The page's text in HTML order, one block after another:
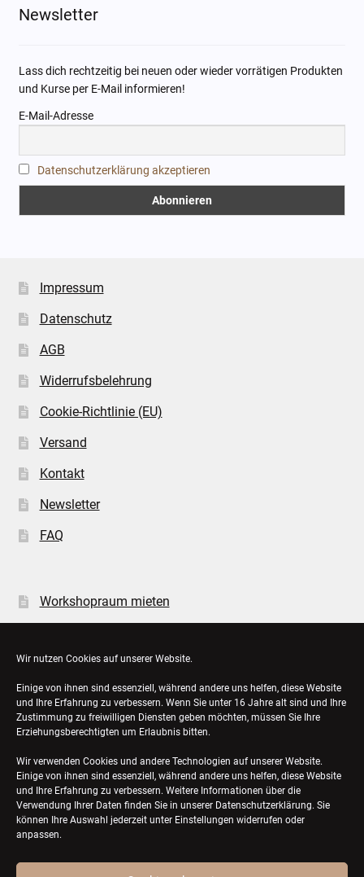
Wir nutzen Cookies auf unserer Website.
Einige von ihnen sind essenziell, während andere uns helfen, diese Website
und Ihre Erfahrung zu verbessern. Wenn Sie unter 16 Jahre alt sind und Ihre
Zustimmung zu freiwilligen Diensten geben möchten, müssen Sie Ihre
Erziehungsberechtigten um Erlaubnis bitten.
Wir verwenden Cookies und andere Technologien auf unserer Website.
Einige von ihnen sind essenziell, während andere uns helfen, diese Website
und Ihre Erfahrung zu verbessern. Weitere Informationen über die
Verwendung Ihrer Daten finden Sie in unserer Datenschutzerklärung. Sie
können Ihre Auswahl jederzeit unter Einstellungen widerrufen oder
anpassen.
Newsletter
Lass dich rechtzeitig bei neuen oder wieder vorrätigen Produkten
und Kurse per E-Mail informieren!
E-Mail-Adresse
Datenschutzerklärung akzeptieren
Impressum
Datenschutz
AGB
Widerrufsbelehrung
Cookie-Richtlinie (EU)
Versand
Kontakt
Newsletter
FAQ
Workshopraum mieten
Bestellungen
Konto-Details